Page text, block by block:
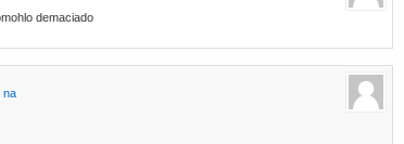
demaciado
na